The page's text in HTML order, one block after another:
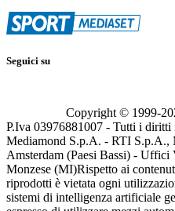
Seguici su
Copyright © 1999-
P.Iva 03976881007 - Tutti i diritti
Mediamond S.p.A. - RTI S.p.A.,
Amsterdam (Paesi Bassi) -
Monzese (MI)Rispetto ai
riprodotti è vietata ogni
sistemi di intelligenza artificiale